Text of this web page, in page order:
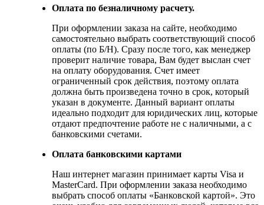
Оплата по безналичному расчету.
При оформлении заказа на сайте, необходимо
самостоятельно выбрать соответствующий способ
оплаты (по Б/Н). Сразу после того, как менеджер
проверит наличие товара, Вам будет выслан счет
на оплату оборудования. Счет имеет
ограниченный срок действия, поэтому оплата
должна быть произведена точно в срок, который
указан в документе. Данный вариант оплаты
идеально подходит для юридических лиц, которые
отдают предпочтение работе не с наличными, а с
банковскими счетами.
Оплата банковскими картами
Наш интернет магазин принимает карты Visa и
MasterCard. При оформлении заказа необходимо
выбрать способ оплаты «Банковской картой». Это